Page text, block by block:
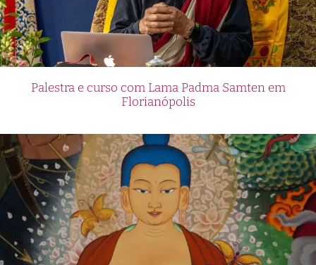
Palestra e curso com Lama Padma Samten em
Florianópolis